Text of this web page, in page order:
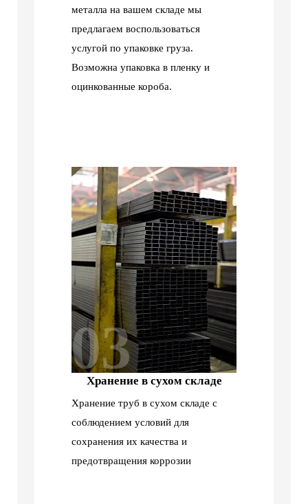
металла на вашем складе мы
предлагаем воспользоваться
услугой по упаковке груза.
Возможна упаковка в пленку и
оцинкованные короба.
03
Хранение в сухом складе
Хранение труб в сухом складе с
соблюдением условий для
сохранения их качества и
предотвращения коррозии